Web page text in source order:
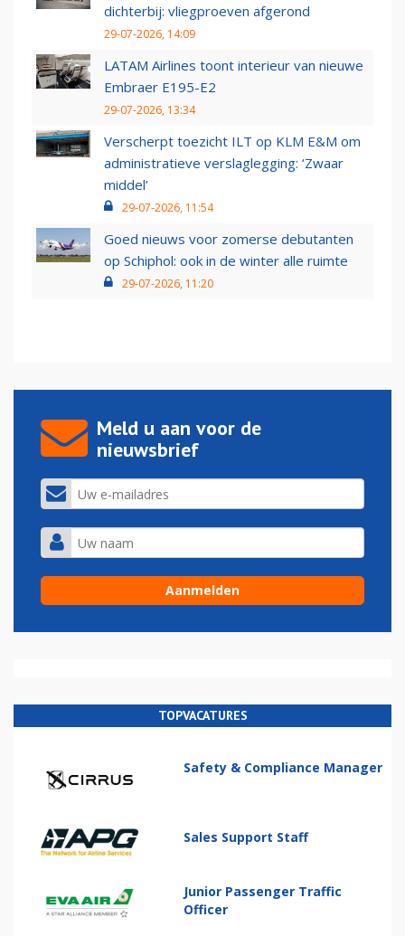
dichterbij: vliegproeven afgerond
29-07-2026, 14:09
LATAM Airlines toont interieur van nieuwe
Embraer E195-E2
29-07-2026, 13:34
Verscherpt toezicht ILT op KLM E&M om
administratieve verslaglegging: ‘Zwaar
middel’
29-07-2026, 11:54
Goed nieuws voor zomerse debutanten
op Schiphol: ook in de winter alle ruimte
29-07-2026, 11:20
Meld u aan voor de
nieuwsbrief
TOPVACATURES
Safety & Compliance Manager
Sales Support Staff
Junior Passenger Traffic
Officer